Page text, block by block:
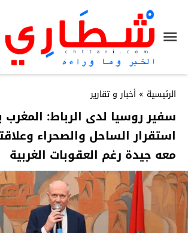
الرئيسية » أخبار و تقارير
سفير روسيا لدى الرباط:
استقرار الساحل والصحراء
معه جيدة رغم العقوبات الغربية